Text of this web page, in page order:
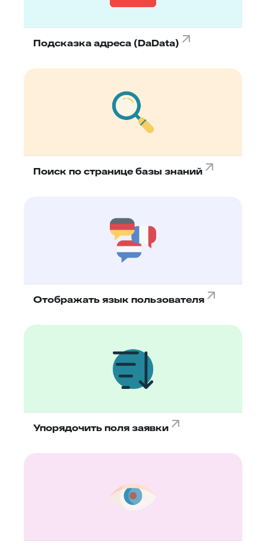
Подсказка адреса (DaData)
Поиск по странице базы знаний
Отображать язык пользователя
Упорядочить поля заявки